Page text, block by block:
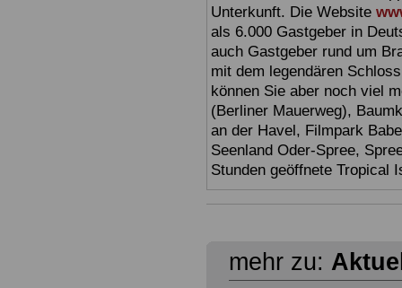
Unterkunft. Die Website
als 6.000 Gastgeber in
auch Gastgeber rund um
mit dem legendären
können Sie aber noch viel
(Berliner Mauerweg),
an der Havel, Filmpark
Seenland Oder-Spree,
Stunden geöffnete Tropical
mehr zu: